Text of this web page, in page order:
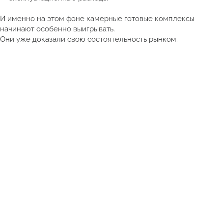
И именно на этом фоне камерные готовые комплексы
начинают особенно выигрывать.
Они уже доказали свою состоятельность рынком.